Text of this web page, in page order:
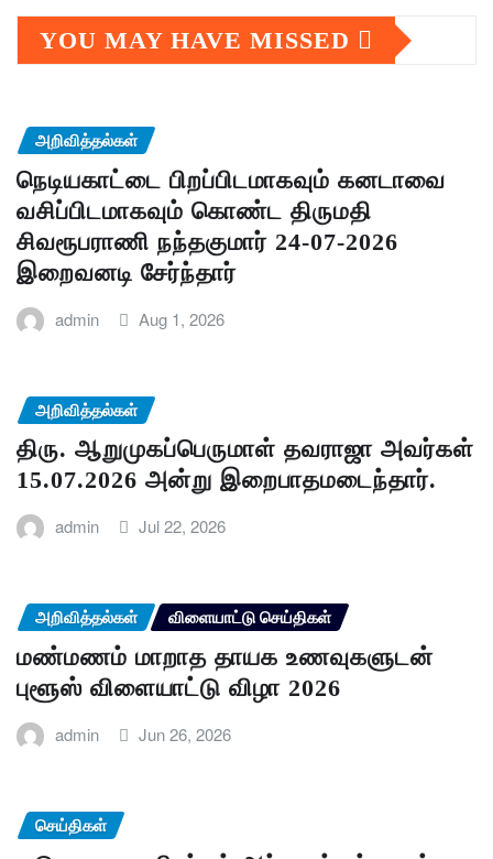
YOU MAY HAVE MISSED
அறிவித்தல்கள்
நெடியகாட்டை பிறப்பிடமாகவும் கனடாவை
வசிப்பிடமாகவும் கொண்ட திருமதி
சிவரூபராணி நந்தகுமார் 24-07-2026
இறைவனடி சேர்ந்தார்
admin Aug 1, 2026
அறிவித்தல்கள்
திரு. ஆறுமுகப்பெருமாள் தவராஜா அவர்கள்
15.07.2026 அன்று இறைபாதமடைந்தார்.
admin Jul 22, 2026
அறிவித்தல்கள் விளையாட்டு செய்திகள்
மண்மணம் மாறாத தாயக உணவுகளுடன்
புளூஸ் விளையாட்டு விழா 2026
admin Jun 26, 2026
செய்திகள்